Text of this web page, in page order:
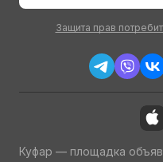
Защита прав
Куфар — площадка